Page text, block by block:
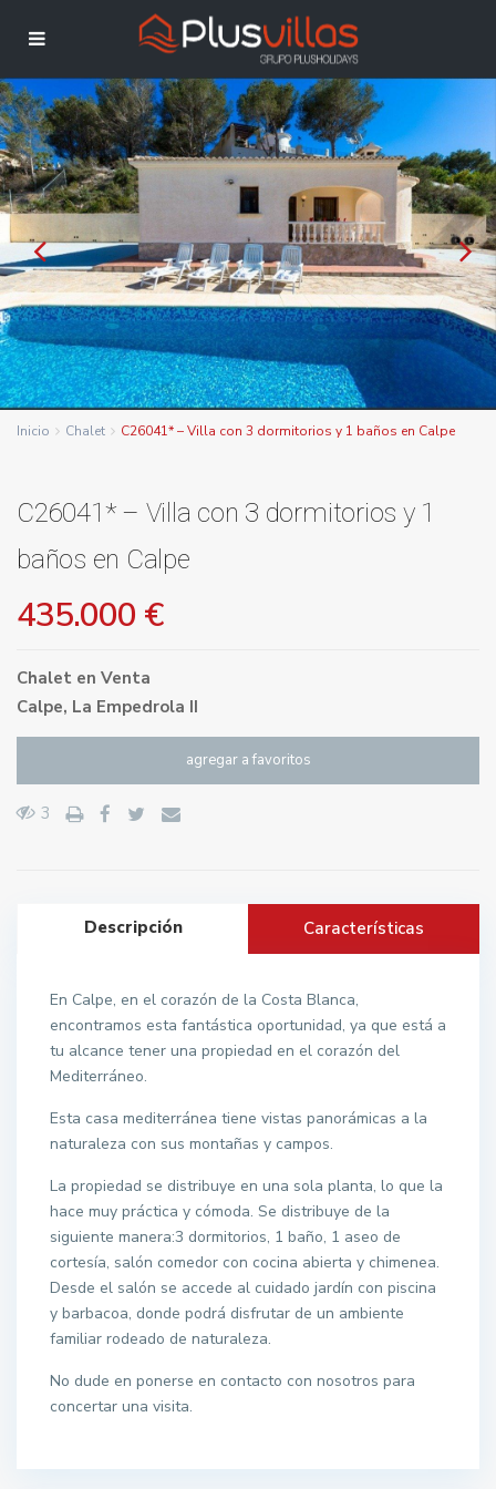
Inicio Chalet C26041* – Villa con 3 dormitorios y 1 baños en Calpe
C26041* – Villa con 3 dormitorios y 1
baños en Calpe
435.000 €
Chalet en Venta
Calpe, La Empedrola II
agregar a favoritos
3
Descripción Características
En Calpe, en el corazón de la Costa Blanca,
encontramos esta fantástica oportunidad, ya que está a
tu alcance tener una propiedad en el corazón del
Mediterráneo.
Esta casa mediterránea tiene vistas panorámicas a la
naturaleza con sus montañas y campos.
La propiedad se distribuye en una sola planta, lo que la
hace muy práctica y cómoda. Se distribuye de la
siguiente manera:3 dormitorios, 1 baño, 1 aseo de
cortesía, salón comedor con cocina abierta y chimenea.
Desde el salón se accede al cuidado jardín con piscina
y barbacoa, donde podrá disfrutar de un ambiente
familiar rodeado de naturaleza.
No dude en ponerse en contacto con nosotros para
concertar una visita.